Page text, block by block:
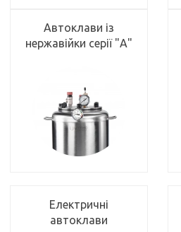
Автоклави із
нержавійки серії "А"
Електричні
автоклави